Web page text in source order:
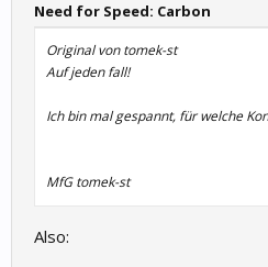
Need for Speed: Carbon
Original von tomek-st
Auf jeden fall!
Ich bin mal gespannt, für welche
MfG tomek-st
Also: